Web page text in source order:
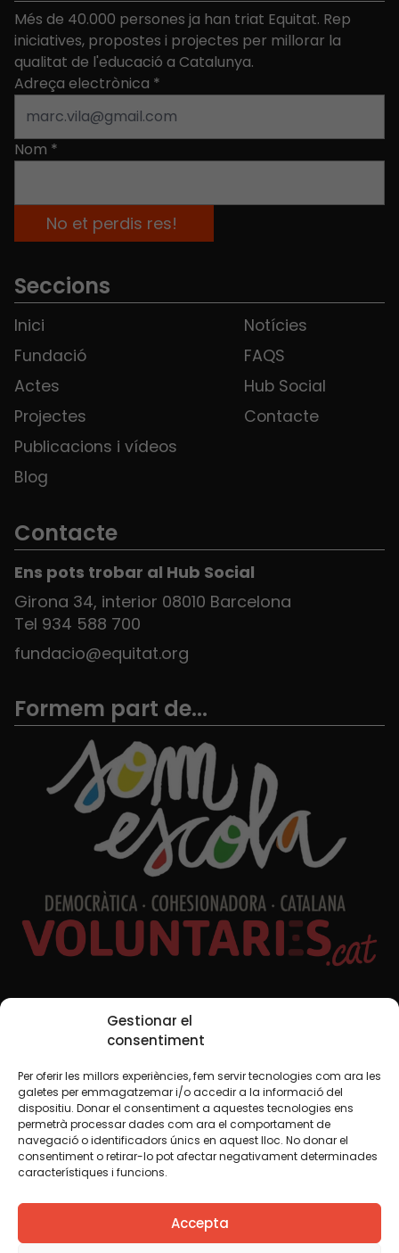
Gestionar el
consentiment
Per oferir les millors experiències, fem servir tecnologies com ara les
galetes per emmagatzemar i/o accedir a la informació del
dispositiu. Donar el consentiment a aquestes tecnologies ens
permetrà processar dades com ara el comportament de
navegació o identificadors únics en aquest lloc. No donar el
consentiment o retirar-lo pot afectar negativament determinades
característiques i funcions.
Accepta
Més de 40.000 persones ja han triat Equitat. Rep
iniciatives, propostes i projectes per millorar la
qualitat de l'educació a Catalunya.
Adreça electrònica *
Nom *
Seccions
Inici
Fundació
Actes
Projectes
Publicacions i vídeos
Blog
Notícies
FAQS
Hub Social
Contacte
Contacte
Ens pots trobar al Hub Social
Girona 34, interior 08010 Barcelona
Tel 934 588 700
fundacio@equitat.org
Formem part de...
Xarxes Socials
TWT YTB IG FB IN
Avís legalPolítica de cookies
Creiem que el coneixement s’ha de compartir. Per això
fem servir una llicència Creative Commons, llevat que en
algun material indiquem el contrari. Us animem a copiar,